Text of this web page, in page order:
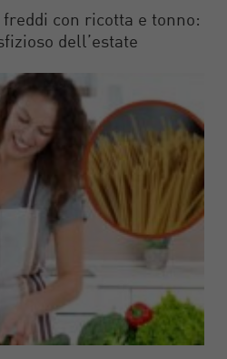
con ricotta e tonno:
dell’estate